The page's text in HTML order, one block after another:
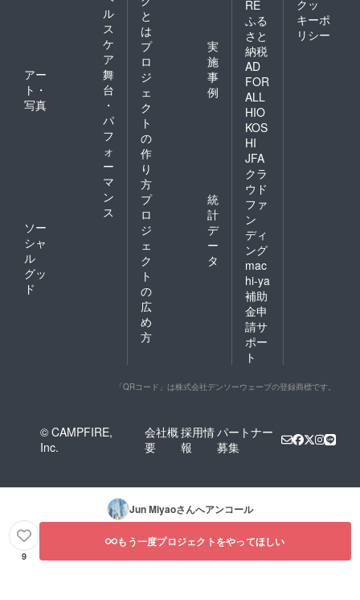
ル
ス
ケ
ア
アー
ト・
写真
舞
台
・
パ
フ
ォ
ー
マ
ン
ス
ソー
シャ
ル
グッ
ド
と
は
プ
ロ
ジ
ェ
ク
ト
の
作
り
方
実
施
事
例
プ
ロ
ジ
ェ
ク
ト
の
広
め
方
統
計
デ
ー
タ
RE
ふる
さと
納税
AD
FOR
ALL
HIO
KOS
HI
JFA
クラ
ウド
ファ
ン
ディ
ング
mac
hi-ya
補助
金申
請サ
ポー
ト
クッ
キーポ
リシー
「QRコード」は株式会社デンソーウェーブの登録商標です。
© CAMPFIRE,
Inc.
会社概
要
採用情
報
パートナー
募集
Jun Miyaoさんへアンコール
9
もう一度プロジェクトをやってほしい